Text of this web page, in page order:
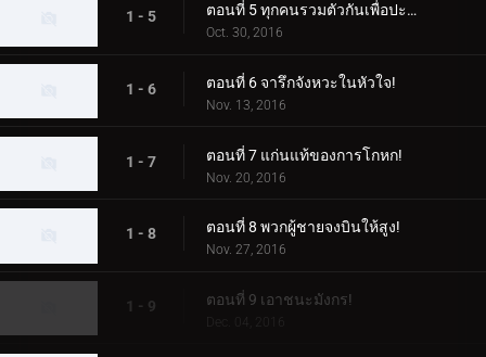
1 - 5 ตอนที่ 5 ทุกคนรวมตัวกันเพื่อปะทะกัน!
Oct. 30, 2016
1 - 6 ตอนที่ 6 จารึกจังหวะในหัวใจ!
Nov. 13, 2016
1 - 7 ตอนที่ 7 แก่นแท้ของการโกหก!
Nov. 20, 2016
1 - 8 ตอนที่ 8 พวกผู้ชายจงบินให้สูง!
Nov. 27, 2016
1 - 9 ตอนที่ 9 เอาชนะมังกร!
Dec. 04, 2016